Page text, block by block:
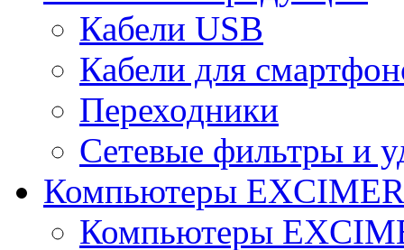
Кабели USB
Кабели для
Переходники
Сетевые фильтры и
Компьютеры
Компьютеры